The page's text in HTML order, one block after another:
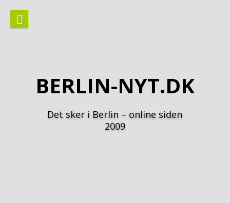
indhold
BERLIN-NYT.DK
Det sker i Berlin – online siden
2009